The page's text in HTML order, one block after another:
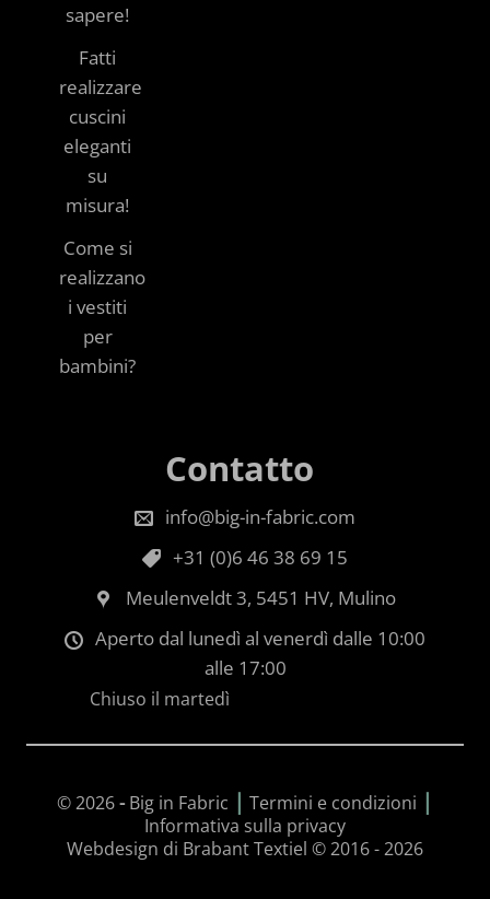
sapere!
Fatti
realizzare
cuscini
eleganti
su
misura!
Come si
realizzano
i vestiti
per
bambini?
Contatto
info@big-in-fabric.com
+31 (0)6 46 38 69 15
Meulenveldt 3, 5451 HV, Mulino
Aperto dal lunedì al venerdì dalle 10:00
alle 17:00
Chiuso il martedì
© 2026-Big in Fabric | Termini e condizioni |
Informativa sulla privacy
Webdesign di Brabant Textiel © 2016 - 2026